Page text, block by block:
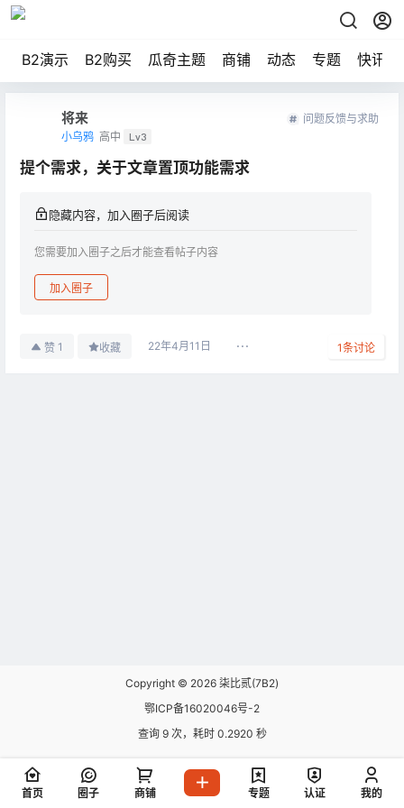
B2演示 B2购买 瓜奇主题 商铺 动态 专题 快讯
将来
小乌鸦 高中 Lv3
问题反馈与求助
提个需求，关于文章置顶功能需求
隐藏内容，加入圈子后阅读
您需要加入圈子之后才能查看帖子内容
加入圈子
赞 1 收藏 22年4月11日 1条讨论
Copyright © 2026 柒比贰(7B2)
鄂ICP备16020046号-2
查询 9 次，耗时 0.2920 秒
首页 圈子 商铺 专题 认证 我的